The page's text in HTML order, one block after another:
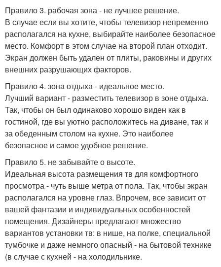
Правило 3. рабочая зона - не лучшее решение.
В случае если вы хотите, чтобы телевизор непременно
располагался на кухне, выбирайте наиболее безопасное
место. Комфорт в этом случае на второй план отходит.
Экран должен быть удален от плиты, раковины и других
внешних разрушающих факторов.
Правило 4. зона отдыха - идеальное место.
Лучший вариант - разместить телевизор в зоне отдыха.
Так, чтобы он был одинаково хорошо виден как в
гостиной, где вы уютно расположитесь на диване, так и
за обеденным столом на кухне. Это наиболее
безопасное и самое удобное решение.
Правило 5. не забывайте о высоте.
Идеальная высота размещения тв для комфортного
просмотра - чуть выше метра от пола. Так, чтобы экран
располагался на уровне глаз. Впрочем, все зависит от
вашей фантазии и индивидуальных особенностей
помещения. Дизайнеры предлагают множество
вариантов установки тв: в нише, на полке, специальной
тумбочке и даже немного опасный - на бытовой технике
(в случае с кухней - на холодильнике.